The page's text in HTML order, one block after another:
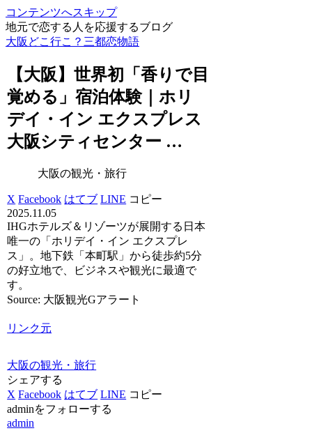
コンテンツへスキップ
地元で恋する人を応援するブログ
大阪どこ行こ？三都恋物語
【大阪 】世界初「香りで目
覚める」宿泊体験｜ホリ
デイ・イン エクスプレス
大阪シティセンター …
大阪の観光・旅行
X Facebook はてブ LINE コピー
2025.11.05
IHGホテルズ＆リゾーツが展開する日本
唯一の「ホリデイ・イン エクスプレ
ス」。地下鉄「本町駅」から徒歩約5分
の好立地で、ビジネスや観光に最適で
す。
Source: 大阪観光Gアラート
リンク元
大阪の観光・旅行
シェアする
X Facebook はてブ LINE コピー
adminをフォローする
admin